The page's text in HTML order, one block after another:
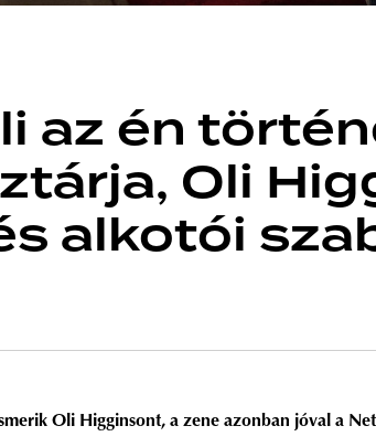
az én
Oli
alkotói
Oli Higginsont, a zene azonban jóval a